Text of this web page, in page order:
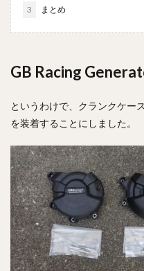
3 まとめ
GB Racing
というわけで、クランクケー
を装着することにしました。